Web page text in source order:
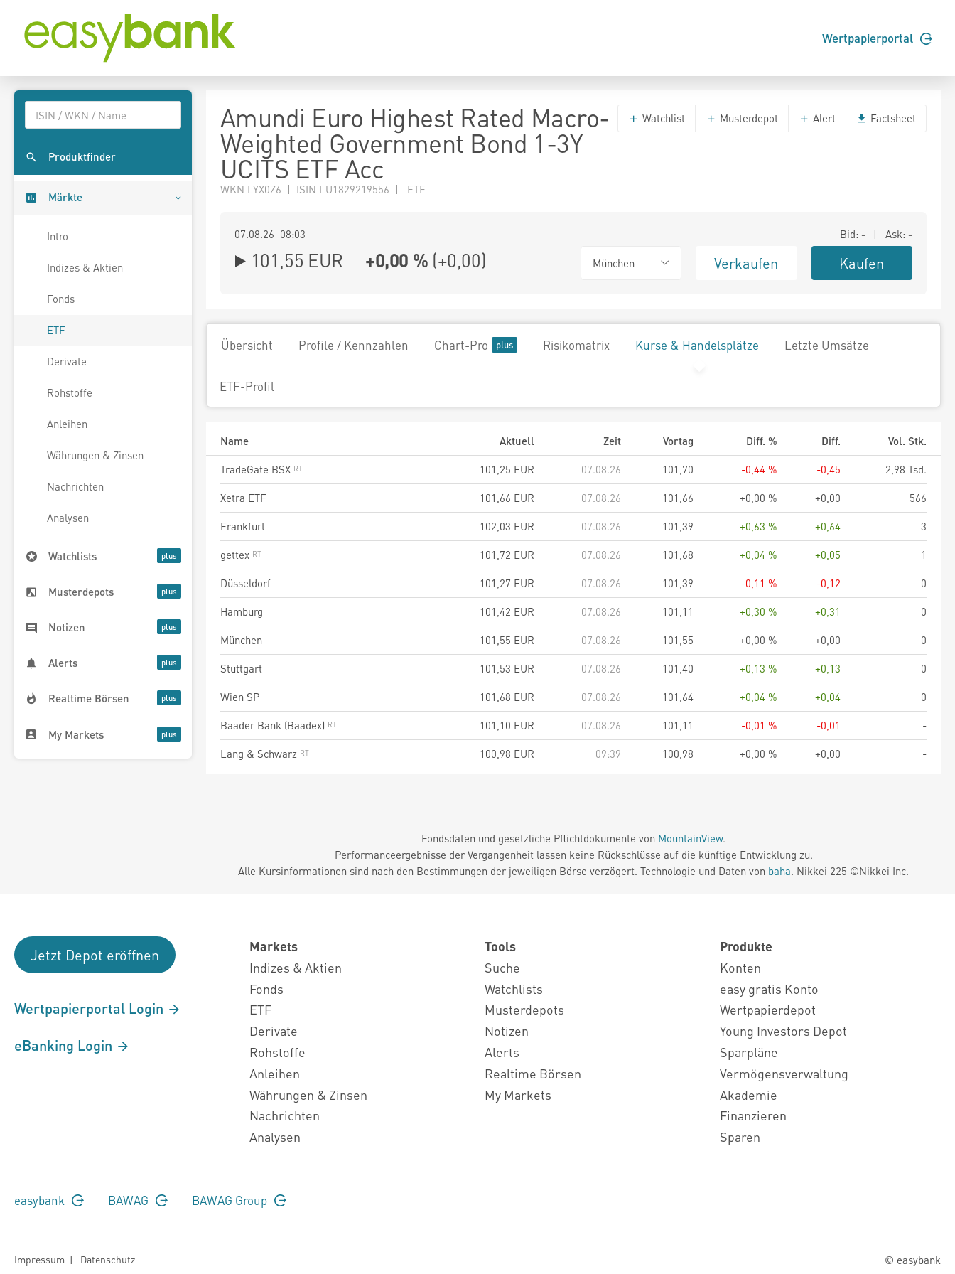
Wertpapierportal
Produktfinder
Märkte
Intro
Indizes & Aktien
Fonds
ETF
Derivate
Rohstoffe
Anleihen
Währungen & Zinsen
Nachrichten
Analysen
Watchlists
Musterdepots
Notizen
Alerts
Realtime Börsen
My Markets
Amundi Euro Highest Rated Macro-
Weighted Government Bond 1-3Y
UCITS ETF Acc
WKN LYX0Z6 | ISIN LU1829219556 | ETF
Watchlist Musterdepot Alert Factsheet
07.08.26 08:03 Bid: - | Ask: -
101,55 EUR +0,00 % (+0,00) München Verkaufen Kaufen
Übersicht Profile / Kennzahlen Chart-Pro Risikomatrix Kurse & Handelsplätze Letzte Umsätze
ETF-Profil
Name Aktuell Zeit Vortag Diff. % Diff.
Vol. Stk.
TradeGate BSX
101,25 EUR 07.08.26 101,70 -0,44 % -0,45
2,98 Tsd.
Xetra ETF
101,66 EUR 07.08.26 101,66 +0,00 % +0,00
566
Frankfurt
102,03 EUR 07.08.26 101,39 +0,63 % +0,64
3
gettex
101,72 EUR 07.08.26 101,68 +0,04 % +0,05
1
Düsseldorf
101,27 EUR 07.08.26 101,39 -0,11 % -0,12
0
Hamburg
101,42 EUR 07.08.26 101,11 +0,30 % +0,31
0
München
101,55 EUR 07.08.26 101,55 +0,00 % +0,00
0
Stuttgart
101,53 EUR 07.08.26 101,40 +0,13 % +0,13
0
Wien SP
101,68 EUR 07.08.26 101,64 +0,04 % +0,04
0
Baader Bank (Baadex)
101,10 EUR 07.08.26 101,11 -0,01 % -0,01
-
Lang & Schwarz
100,98 EUR 09:39 100,98 +0,00 % +0,00 -
Fondsdaten und gesetzliche Pflichtdokumente von MountainView.
Performanceergebnisse der Vergangenheit lassen keine Rückschlüsse auf die künftige Entwicklung zu.
Alle Kursinformationen sind nach den Bestimmungen der jeweiligen Börse verzögert. Technologie und Daten von baha. Nikkei 225 ©Nikkei Inc.
Jetzt Depot eröffnen
Wertpapierportal Login
eBanking Login
Markets
Indizes & Aktien
Fonds
ETF
Derivate
Rohstoffe
Anleihen
Währungen & Zinsen
Nachrichten
Analysen
Tools
Suche
Watchlists
Musterdepots
Notizen
Alerts
Realtime Börsen
My Markets
Produkte
Konten
easy gratis Konto
Wertpapierdepot
Young Investors Depot
Sparpläne
Vermögensverwaltung
Akademie
Finanzieren
Sparen
easybank BAWAG BAWAG Group
Impressum | Datenschutz © easybank